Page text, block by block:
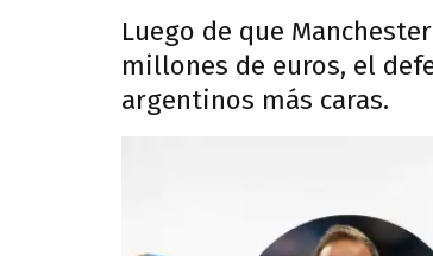
Luego de que
millones de euros, el
argentinos más caras.